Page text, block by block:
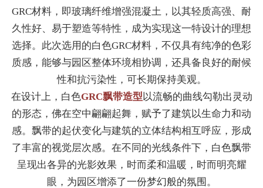
GRC材料，即玻璃纤维增强混凝土，以其轻质高强、耐
久性好、易于塑造等特性，成为实现这一特设计的理想
选择。此次选用的白色GRC材料，不仅具有纯净的色彩
质感，能够与园区整体环境相协调，还具备良好的耐候
性和抗污染性，可长期保持美观。
在设计上，白色GRC飘带造型以流畅的曲线勾勒出灵动
的形态，佛在空中翩翩起舞，赋予了建筑以生命力和动
感。飘带的起伏变化与建筑的立体结构相互呼应，形成
了丰富的视觉层次感。在不同的光线条件下，白色飘带
呈现出各异的光影效果，时而柔和温暖，时而明亮耀
眼，为园区增添了一份梦幻般的氛围。